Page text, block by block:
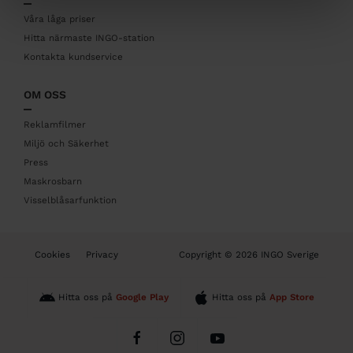
r
Våra låga priser
Hitta närmaste INGO-station
Kontakta kundservice
OM OSS
Reklamfilmer
Miljö och Säkerhet
Press
Maskrosbarn
Visselblåsarfunktion
B
Cookies Privacy Copyright © 2026 INGO Sverige
Hitta oss på Google Play Hitta oss på App Store